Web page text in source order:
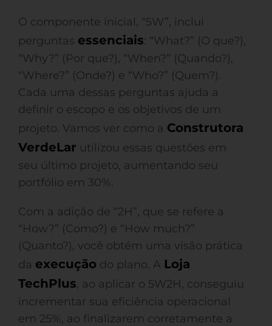
O componente inicial, “5W”, inclui
perguntas essenciais: “What?” (O que?),
“Why?” (Por que?), “When?” (Quando?),
“Where?” (Onde?) e “Who?” (Quem?).
Cada uma dessas perguntas ajuda a
definir o escopo e os objetivos de um
projeto. Vamos ver como a Construtora
VerdeLar utilizou essas questões em
seu último projeto, aumentando seu
portfólio em 30%.
Com a adição de “2H”, que se refere a
“How?” (Como?) e “How much?”
(Quanto?), você obtém uma visão prática
da execução do plano. A Loja
TechPlus, ao aplicar o 5W2H, conseguiu
incrementar sua eficiência operacional
em 25%, ao finalizarem corretamente a